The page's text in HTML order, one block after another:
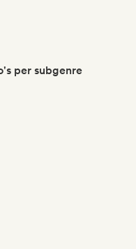
per subgenre